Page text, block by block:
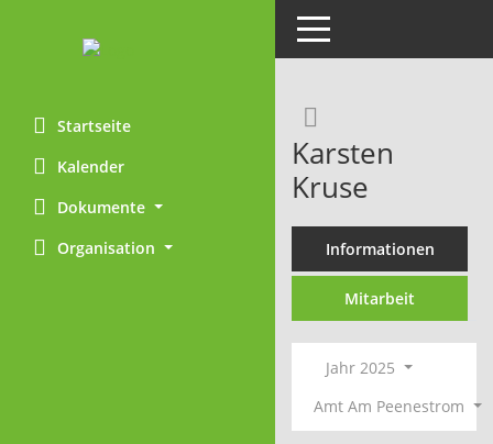
Startseite
Kalender
Dokumente
Organisation
Toggle navigation
Karsten
Kruse
Informationen
Mitarbeit
Jahr 2025
Amt Am Peenestrom